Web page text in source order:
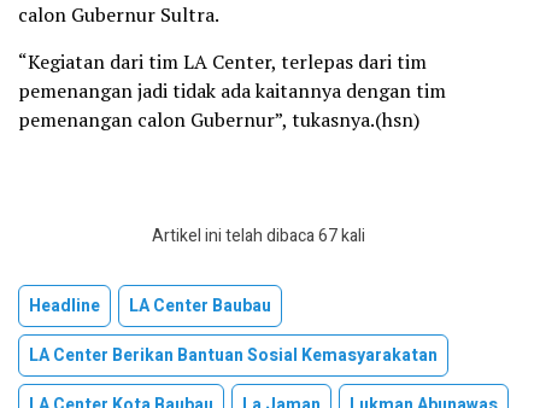
calon Gubernur Sultra.
“Kegiatan dari tim LA Center, terlepas dari tim
pemenangan jadi tidak ada kaitannya dengan tim
pemenangan calon Gubernur”, tukasnya.(hsn)
Artikel ini telah dibaca 67 kali
Headline
LA Center Baubau
LA Center Berikan Bantuan Sosial Kemasyarakatan